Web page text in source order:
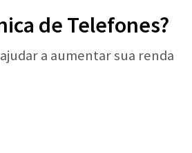
de Telefones?
a aumentar sua renda